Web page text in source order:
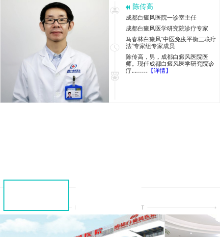
陈传高
成都白癜风医院一诊室主任
成都白癜风医学研究院诊疗专家
马春林白癜风“中医免疫平衡三联疗
法”专家组专家成员
陈传高，男，成都白癜风医院医
师。现任成都白癜风医学研究院诊
疗...…… 【详情】